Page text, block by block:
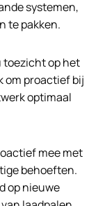
systemen,
te pakken.
toezicht op het
om proactief bij
optimaal
mee met
behoeften.
op nieuwe